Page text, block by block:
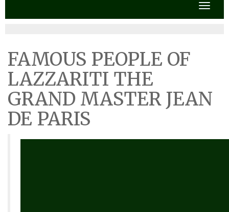
FAMOUS PEOPLE OF
LAZZARITI THE
GRAND MASTER JEAN
DE PARIS